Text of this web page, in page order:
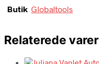
Butik Globaltools
Relaterede varer